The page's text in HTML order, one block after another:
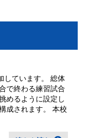
しています。 総体
で終わる練習試合
めるように設定し
成されます。 本校